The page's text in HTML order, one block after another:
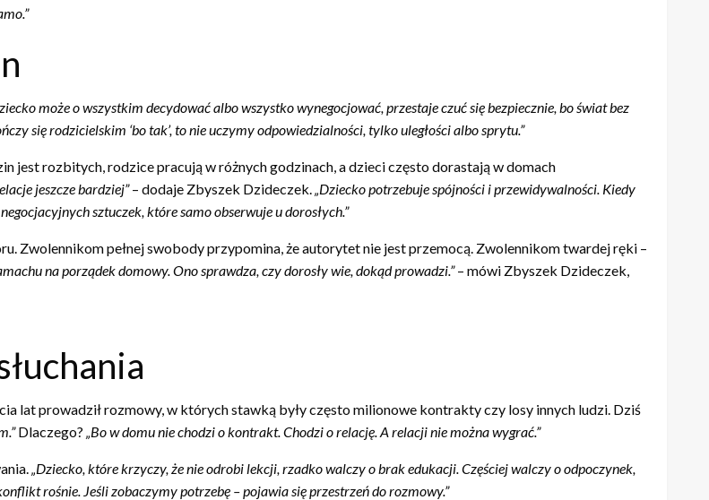
może o wszystkim decydować albo wszystko wynegocjować, przestaje czuć się bezpiecznie, bo świat bez
się rodzicielskim ‘bo tak’, to nie uczymy odpowiedzialności, tylko uległości albo sprytu.”
jest rozbitych, rodzice pracują w różnych godzinach, a dzieci często dorastają w domach
jeszcze bardziej”– dodaje Zbyszek Dzideczek.„Dziecko potrzebuje spójności i przewidywalności. Kiedy
sztuczek, które samo obserwuje u dorosłych.”
Zwolennikom pełnej swobody przypomina, że autorytet nie jest przemocą. Zwolennikom twardej ręki –
na porządek domowy. Ono sprawdza, czy dorosły wie, dokąd prowadzi.”– mówi Zbyszek Dzideczek,
lat prowadził rozmowy, w których stawką były często milionowe kontrakty czy losy innych ludzi. Dziś
Dlaczego? „Bo w domu nie chodzi o kontrakt. Chodzi o relację. A relacji nie można wygrać.”
„Dziecko, które krzyczy, że nie odrobi lekcji, rzadko walczy o brak edukacji. Częściej walczy o odpoczynek,
rośnie. Jeśli zobaczymy potrzebę – pojawia się przestrzeń do rozmowy.”